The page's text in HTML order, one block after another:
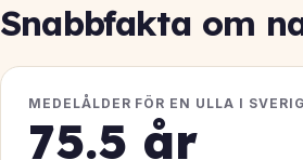
Snabbfakta om
MEDELÅLDER FÖR EN ULLA I
75.5 år